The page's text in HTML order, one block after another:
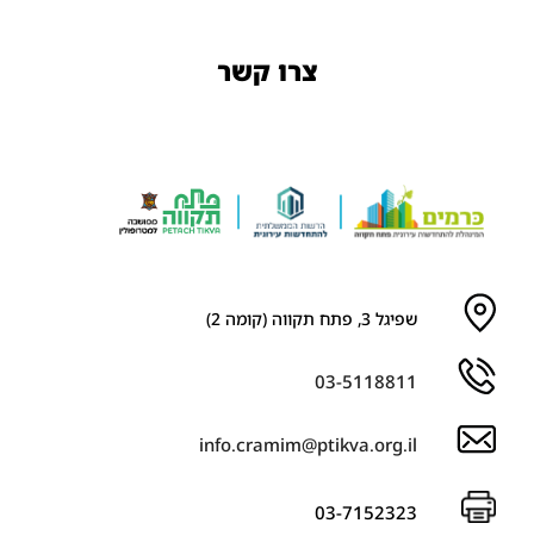
צרו קשר
שפיגל 3, פתח תקווה (קומה 2)
03-5118811
info.cramim@ptikva.org.il
03-7152323